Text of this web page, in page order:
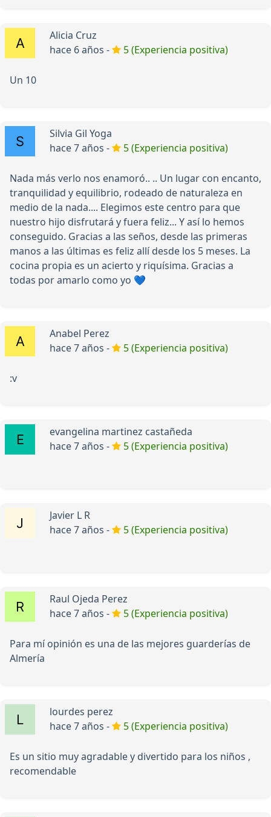
Alicia Cruz
hace 6 años -
5 (Experiencia positiva)
Un 10
Silvia Gil Yoga
hace 7 años -
5 (Experiencia positiva)
Nada más verlo nos enamoró.. .. Un lugar con encanto,
tranquilidad y equilibrio, rodeado de naturaleza en
medio de la nada.... Elegimos este centro para que
nuestro hijo disfrutará y fuera feliz... Y así lo hemos
conseguido. Gracias a las seños, desde las primeras
manos a las últimas es feliz allí desde los 5 meses. La
cocina propia es un acierto y riquísima. Gracias a
todas por amarlo como yo 💙
Anabel Perez
hace 7 años -
5 (Experiencia positiva)
:v
evangelina martinez castañeda
hace 7 años -
5 (Experiencia positiva)
Javier L R
hace 7 años -
5 (Experiencia positiva)
Raul Ojeda Perez
hace 7 años -
5 (Experiencia positiva)
Para mí opinión es una de las mejores guarderías de
Almería
lourdes perez
hace 7 años -
5 (Experiencia positiva)
Es un sitio muy agradable y divertido para los niños ,
recomendable